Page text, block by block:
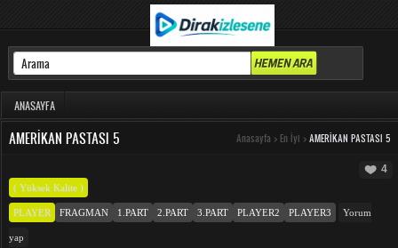
ANASAYFA
AMERIKAN PASTASI 5 Anasayfa > En İyi > AMERIKAN PASTASI 5
4
( Yüksek Kalite )
PLAYER FRAGMAN 1.PART 2.PART 3.PART PLAYER2 PLAYER3 Yorum
yap